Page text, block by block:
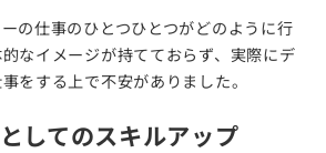
の仕事のひとつひとつがどのように行
なイメージが持てておらず、実際にデ
をする上で不安がありました。
してのスキルアップ